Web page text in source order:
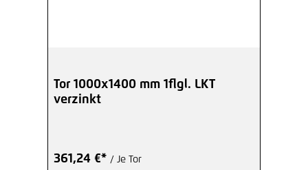
Tor 1000x1400 mm 1flgl. LKT
verzinkt
361,24 €* / Je Tor